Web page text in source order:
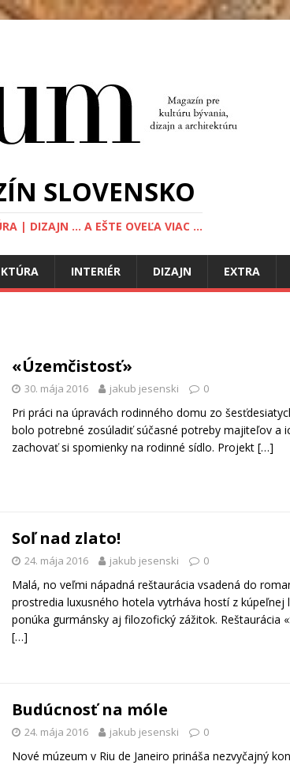
SLOVENSKO
| DIZAJN ... A EŠTE OVEĽA VIAC ...
INTERIÉR DIZAJN EXTRA
«Územčistosť»
30. mája 2016 jakub jesenski 0
Pri práci na úpravách rodinného domu zo
bolo potrebné zosúladiť súčasné potreby majiteľov a
zachovať si spomienky na rodinné sídlo. Projekt […]
Soľ nad zlato!
24. mája 2016 jakub jesenski 0
Malá, no veľmi nápadná reštaurácia vsadená do
prostredia luxusného hotela vytrháva hostí z kúpeľnej
ponúka gurmánsky aj filozofický zážitok. Reštaurácia
[…]
Budúcnosť na móle
24. mája 2016 jakub jesenski 0
Nové múzeum v Riu de Janeiro prináša nezvyčajný